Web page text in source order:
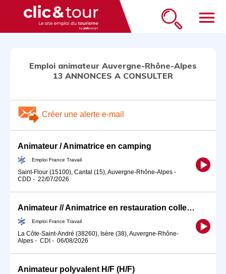
menu
Emploi animateur Auvergne-Rhône-Alpes
13 ANNONCES A CONSULTER
Créer une alerte e-mail
Animateur / Animatrice en camping
Emploi France Travail
Saint-Flour (15100), Cantal (15), Auvergne-Rhône-Alpes -
CDD - 22/07/2026
Animateur // Animatrice en restauration collective (H/F)
Emploi France Travail
La Côte-Saint-André (38260), Isère (38), Auvergne-Rhône-
Alpes - CDI - 06/08/2026
Animateur polyvalent H/F (H/F)